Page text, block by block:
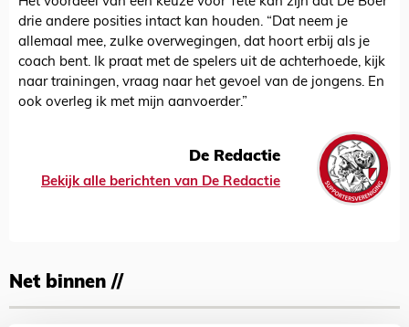
drie andere posities intact kan houden. “Dat neem je
allemaal mee, zulke overwegingen, dat hoort erbij als je
coach bent. Ik praat met de spelers uit de achterhoede, kijk
naar trainingen, vraag naar het gevoel van de jongens. En
ook overleg ik met mijn aanvoerder.”
De Redactie
Bekijk alle berichten van De Redactie
Net binnen //